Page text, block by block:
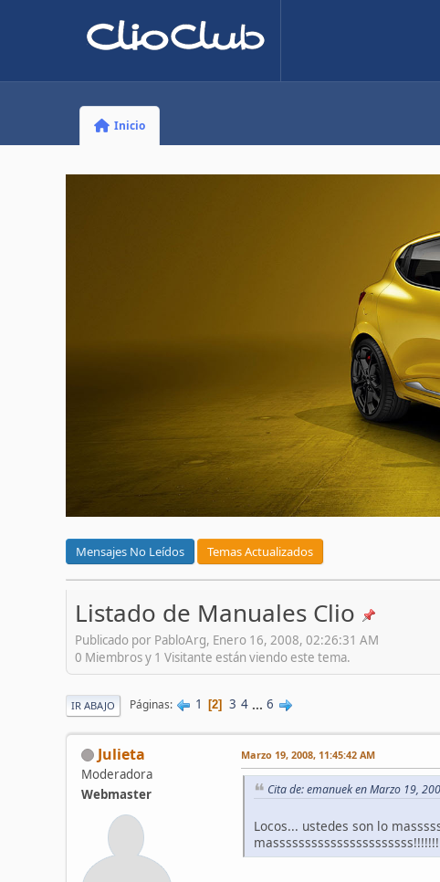
Inicio
Mensajes No Leídos Temas Actualizados
Listado de Manuales Clio
Publicado por PabloArg, Enero 16, 2008, 02:26:31 AM
0 Miembros y 1 Visitante están viendo este tema.
IR ABAJO Páginas 1 2 3 4 ... 6
Julieta
Moderadora
Webmaster
Marzo 19, 2008, 11:45:42 AM
Cita de: emanuek en Marzo 19,
Locos... ustedes son lo